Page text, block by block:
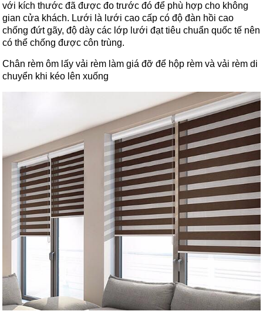
với kích thước đã được đo trước đó để phù hợp cho không
gian cửa khách. Lưới là lưới cao cấp có độ đàn hồi cao
chống đứt gãy, độ dày các lớp lưới đạt tiêu chuẩn quốc tế nên
có thể chống được côn trùng.
Chân rèm ôm lấy vải rèm làm giá đỡ để hộp rèm và vải rèm di
chuyển khi kéo lên xuống